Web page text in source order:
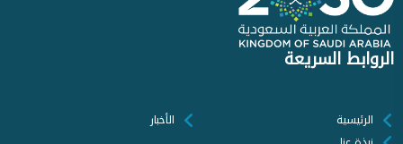
الروابط السريعة
الرئيسية
الأخبار